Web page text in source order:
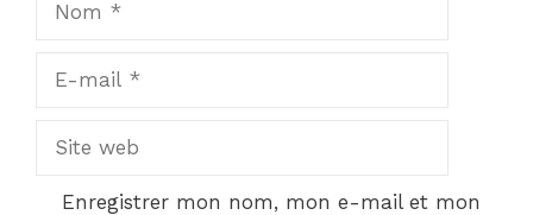
mail
web
Enregistrer mon nom, mon e-mail et mon